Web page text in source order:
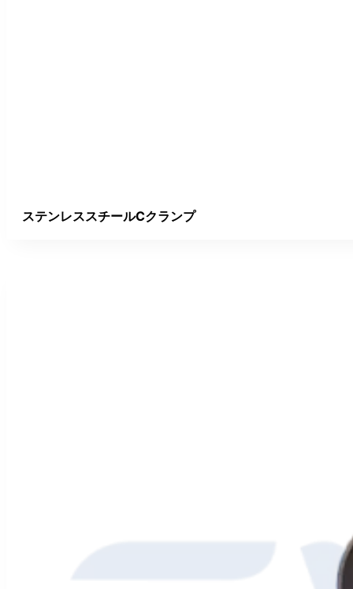
ステンレススチールCクランプ